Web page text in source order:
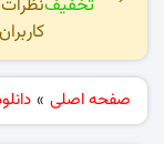
تخفیفنظرات
صفحه اصلی »